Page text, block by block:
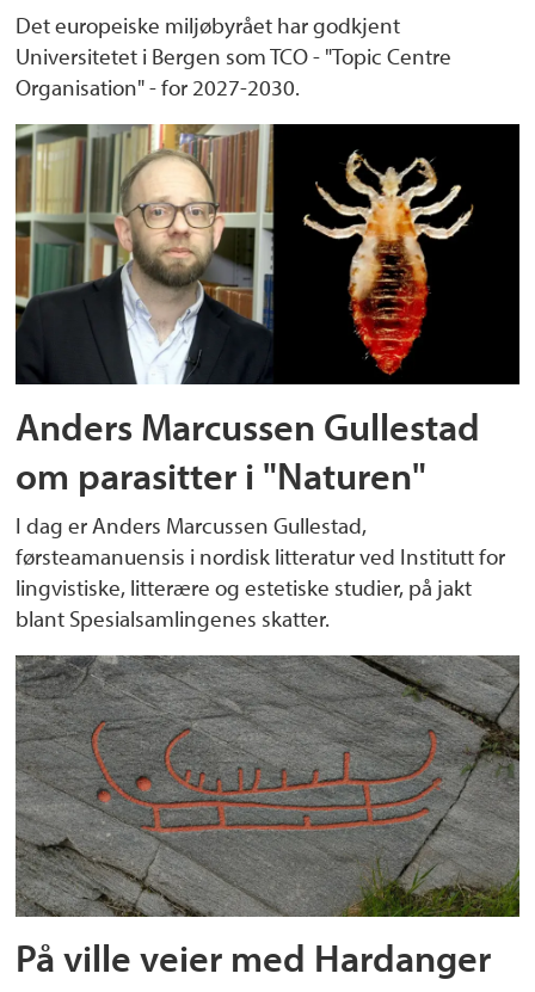
Det europeiske miljøbyrået har godkjent
Universitetet i Bergen som TCO - "Topic Centre
Organisation" - for 2027-2030.
Anders Marcussen Gullestad
om parasitter i "Naturen"
I dag er Anders Marcussen Gullestad,
førsteamanuensis i nordisk litteratur ved Institutt for
lingvistiske, litterære og estetiske studier, på jakt
blant Spesialsamlingenes skatter.
På ville veier med Hardanger